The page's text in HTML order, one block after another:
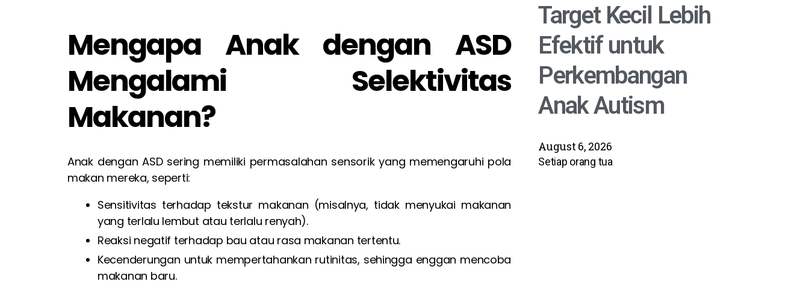
Mengapa Anak dengan ASD
Mengalami Selektivitas
Makanan?
Anak dengan ASD sering memiliki permasalahan sensorik yang memengaruhi pola
makan mereka, seperti:
Sensitivitas terhadap tekstur makanan (misalnya, tidak menyukai makanan
yang terlalu lembut atau terlalu renyah).
Reaksi negatif terhadap bau atau rasa makanan tertentu.
Kecenderungan untuk mempertahankan rutinitas, sehingga enggan mencoba
makanan baru.
Target Kecil Lebih
Efektif untuk
Perkembangan
Anak Autism
August 6, 2026
Setiap orang tua